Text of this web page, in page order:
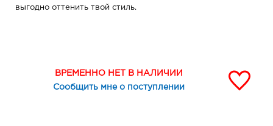
выгодно оттенить твой стиль.
ВРЕМЕННО НЕТ В НАЛИЧИИ
Сообщить мне о поступлении